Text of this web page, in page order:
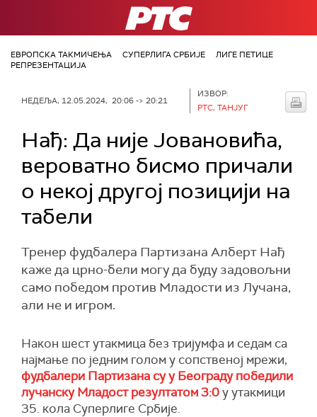
РТС
ЕВРОПСКА ТАКМИЧЕЊА СУПЕРЛИГА СРБИЈЕ
ЛИГЕ ПЕТИЦЕ
РЕПРЕЗЕНТАЦИЈА
НЕДЕЉА, 12.05.2024, 20:06 -> 20:21
ИЗВОР:
РТС, ТАНЈУГ
Нађ: Да није Јовановића,
вероватно бисмо причали
о некој другој позицији на
табели
Тренер фудбалера Партизана Алберт Нађ
каже да црно-бели могу да буду задовољни
само победом против Младости из Лучана,
али не и игром.
Након шест утакмица без тријумфа и седам са
најмање по једним голом у сопственој мрежи,
фудбалери Партизана су у Београду победили
лучанску Младост резултатом 3:0у утакмици
35. кола Суперлиге Србије.